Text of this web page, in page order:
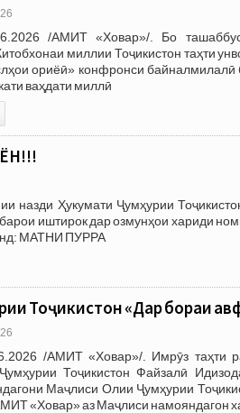
/АМИТ «Ховар»/. Бо
миллии Тоҷикистон таҳти
ориёӣ» конфронси
ваҳдати миллӣ
назди Ҳукумати Ҷумҳурии
иштирок дар озмунҳои хариди
МАТНИ ПУРРА
Тоҷикистон «Дар бораи
/АМИТ «Ховар»/. Имрӯз таҳти
Тоҷикистон Файзалӣ
Маҷлиси Олии Ҷумҳурии
«Ховар» аз Маҷлиси намояндагон